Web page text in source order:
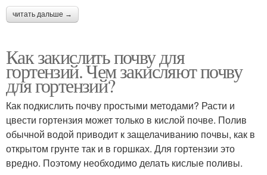
читать дальше →
Как закислить почву для
гортензий. Чем закисляют почву
для гортензий?
Как подкислить почву простыми методами? Расти и
цвести гортензия может только в кислой почве. Полив
обычной водой приводит к защелачиванию почвы, как в
открытом грунте так и в горшках. Для гортензии это
вредно. Поэтому необходимо делать кислые поливы.